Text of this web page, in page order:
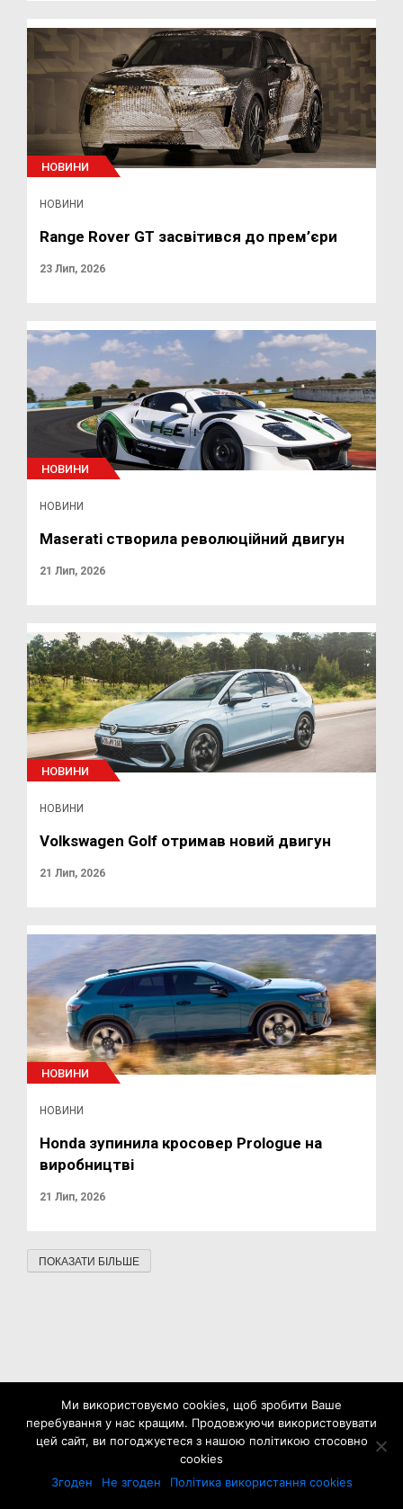
НОВИНИ
НОВИНИ
Range Rover GT засвітився до прем’єри
23 Лип, 2026
НОВИНИ
НОВИНИ
Maserati створила революційний двигун
21 Лип, 2026
НОВИНИ
НОВИНИ
Volkswagen Golf отримав новий двигун
21 Лип, 2026
НОВИНИ
НОВИНИ
Honda зупинила кросовер Prologue на
виробництві
21 Лип, 2026
ПОКАЗАТИ БІЛЬШЕ
Ми використовуємо cookies, щоб зробити Ваше
перебування у нас кращим. Продовжуючи використовувати
цей сайт, ви погоджуєтеся з нашою політикою стосовно
cookies
Згоден
Не згоден Політика використання cookies